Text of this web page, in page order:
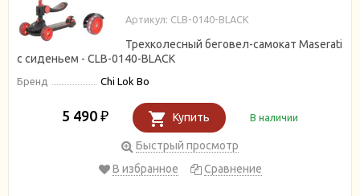
Артикул: CLB-0140-BLACK
Трехколесный беговел-самокат Maserati
с сиденьем - CLB-0140-BLACK
Бренд Chi Lok Bo
5 490 ₽ Купить В наличии
Быстрый просмотр
В избранное
Сравнение